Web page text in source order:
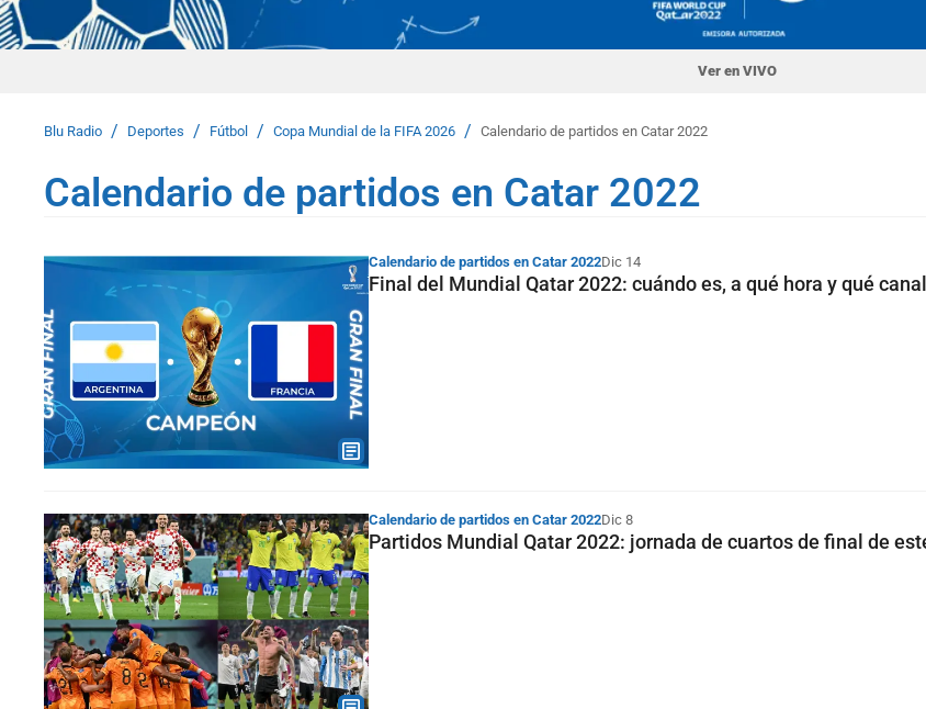
Ver en VIVO
Blu Radio / Deportes / Fútbol / Copa Mundial de la FIFA 2026 / Calendario de partidos en Catar 2022
Calendario de partidos en Catar 2022
Calendario de partidos en Catar 2022Dic 14
Final del Mundial Qatar 2022: cuándo es, a qué hora y qué
Calendario de partidos en Catar 2022Dic 8
Partidos Mundial Qatar 2022: jornada de cuartos de final de